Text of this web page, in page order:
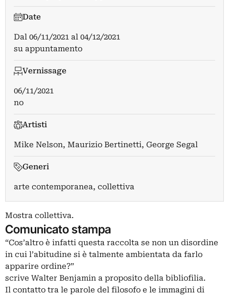
Date
Dal 06/11/2021 al 04/12/2021
su appuntamento
Vernissage
06/11/2021
no
Artisti
Mike Nelson, Maurizio Bertinetti, George Segal
Generi
arte contemporanea, collettiva
Mostra collettiva.
Comunicato stampa
“Cos’altro è infatti questa raccolta se non un disordine
in cui l’abitudine si è talmente ambientata da farlo
apparire ordine?”
scrive Walter Benjamin a proposito della bibliofilia.
Il contatto tra le parole del filosofo e le immagini di